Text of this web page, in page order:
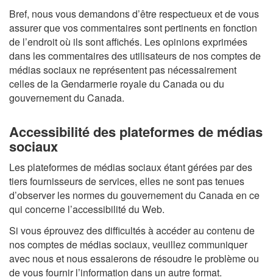
Bref, nous vous demandons d’être respectueux et de vous
assurer que vos commentaires sont pertinents en fonction
de l’endroit où ils sont affichés. Les opinions exprimées
dans les commentaires des utilisateurs de nos comptes de
médias sociaux ne représentent pas nécessairement
celles de la Gendarmerie royale du Canada ou du
gouvernement du Canada.
Accessibilité des plateformes de médias
sociaux
Les plateformes de médias sociaux étant gérées par des
tiers fournisseurs de services, elles ne sont pas tenues
d’observer les normes du gouvernement du Canada en ce
qui concerne l’accessibilité du Web.
Si vous éprouvez des difficultés à accéder au contenu de
nos comptes de médias sociaux, veuillez communiquer
avec nous et nous essaierons de résoudre le problème ou
de vous fournir l’information dans un autre format.